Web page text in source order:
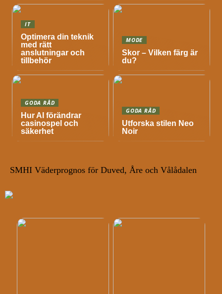
IT
Optimera din teknik
med rätt
anslutningar och
tillbehör
MODE
Skor – Vilken färg är
du?
GODA RÅD
Hur AI förändrar
casinospel och
säkerhet
GODA RÅD
Utforska stilen Neo
Noir
SMHI Väderprognos för Duved, Åre och Vålådalen